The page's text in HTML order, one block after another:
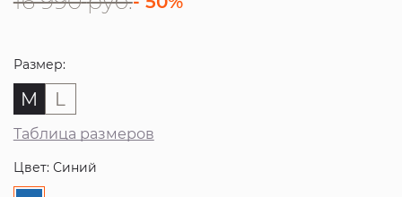
Размер:
M L
Таблица размеров
Цвет: Синий